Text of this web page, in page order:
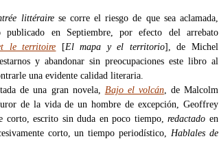
littérairese corre el riesgo de que sea aclamada,
publicado en Septiembre, por efecto del arrebato
le territoire [El mapa y el territorio], de Michel
y abandonar sin preocupaciones este libro al
una evidente calidad literaria.
de una gran novela, Bajo el volcán, de Malcolm
de la vida de un hombre de excepción, Geoffrey
corto, escrito sin duda en poco tiempo,redactado en
corto, un tiempo periodístico, Hablales de